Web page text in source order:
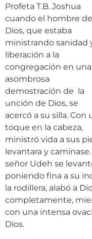
Profeta T.B. Joshua
cuando el hombre de
Dios, que estaba
ministrando sanidad
liberación a la
congregación en una
asombrosa
demostración de la
unción de Dios, se
acercó a su silla. Con
toque en la cabeza,
ministró vida a sus
levantara y
señor Udeh se
poniendo fina a su
la rodillera, alabó a
completamente,
con una intensa
Dios.